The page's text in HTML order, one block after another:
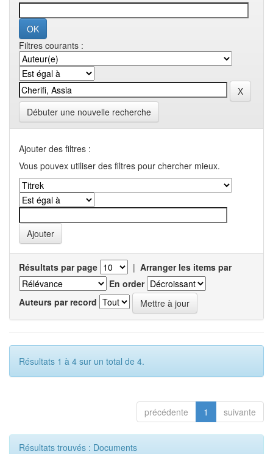
Filtres courants :
Débuter une nouvelle recherche
Ajouter des filtres :
Vous pouvex utiliser des filtres pour chercher mieux.
Résultats par page | Arranger les items par
En order
Auteurs par record
Résultats 1 à 4 sur un total de 4.
précédente 1 suivante
Résultats trouvés : Documents